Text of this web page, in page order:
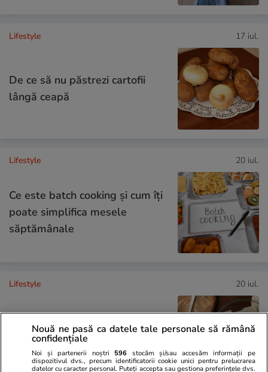
Lifestyle 17 iul.
De ce să nu păstrezi cartofii
lângă ceapă
Lifestyle 20 iul.
Ce este batch cooking și cum îți
poate simplifica mesele
săptămânale
Lifestyle 20 iul.
Ce este agar-agar și cum se
utilizează
Nouă ne pasă ca datele tale personale să rămână
confidențiale
Noi și partenerii noștri 596 stocăm și/sau accesăm informații pe
dispozitivul dvs., precum identificatorii cookie unici pentru prelucrarea
datelor cu caracter personal. Puteți accepta sau gestiona preferințele dvs.